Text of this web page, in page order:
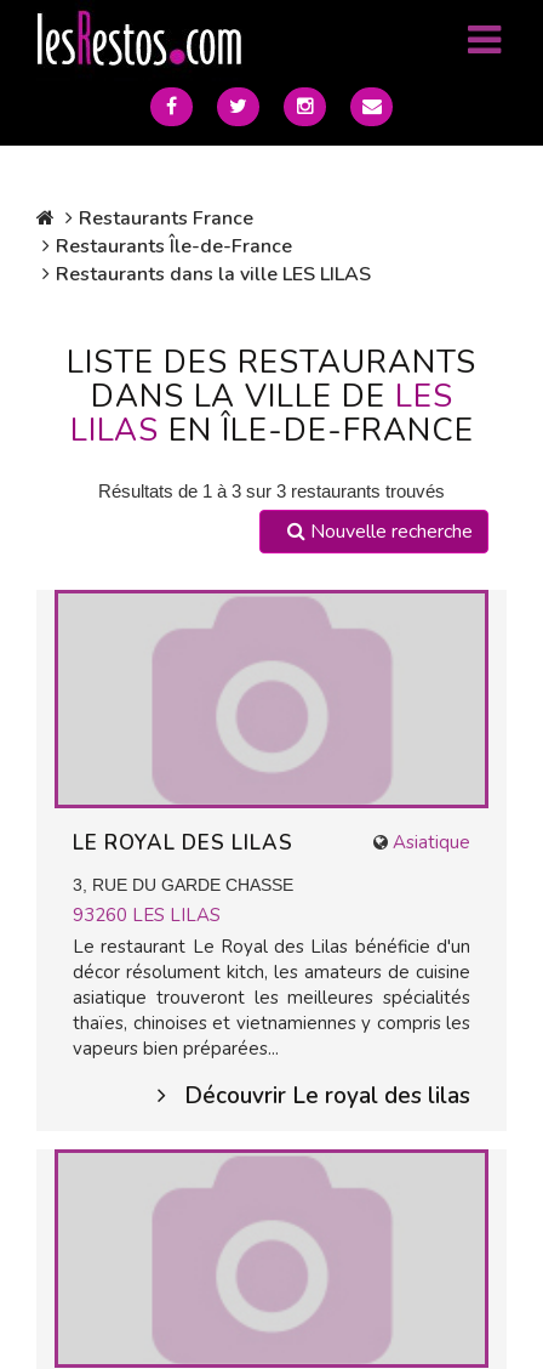
Restaurants France
Restaurants Île-de-France
Restaurants dans la ville LES LILAS
LISTE DES RESTAURANTS
DANS LA VILLE DE LES
LILAS EN ÎLE-DE-FRANCE
Résultats de 1 à 3 sur 3 restaurants trouvés
Nouvelle recherche
Asiatique
LE ROYAL DES LILAS
3, RUE DU GARDE CHASSE
93260 LES LILAS
Le restaurant Le Royal des Lilas bénéficie d'un
décor résolument kitch, les amateurs de cuisine
asiatique trouveront les meilleures spécialités
thaïes, chinoises et vietnamiennes y compris les
vapeurs bien préparées...
Découvrir Le royal des lilas